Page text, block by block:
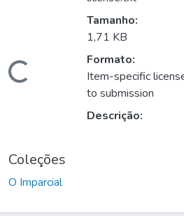
Carregando...
Tamanho:
1,71 KB
Formato:
Item-specific
to submission
Descrição:
Coleções
O Imparcial